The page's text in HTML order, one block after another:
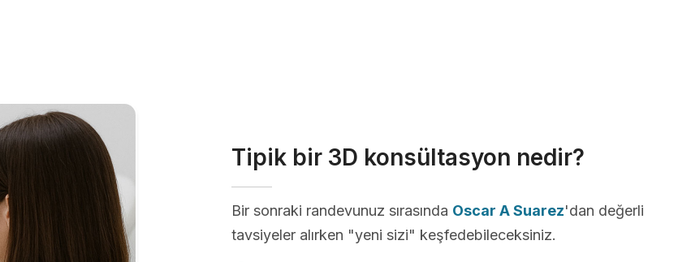
Tipik bir 3D konsültasyon nedir?
Bir sonraki randevunuz sırasında Oscar A Suarez'dan değerli
tavsiyeler alırken "yeni sizi" keşfedebileceksiniz.